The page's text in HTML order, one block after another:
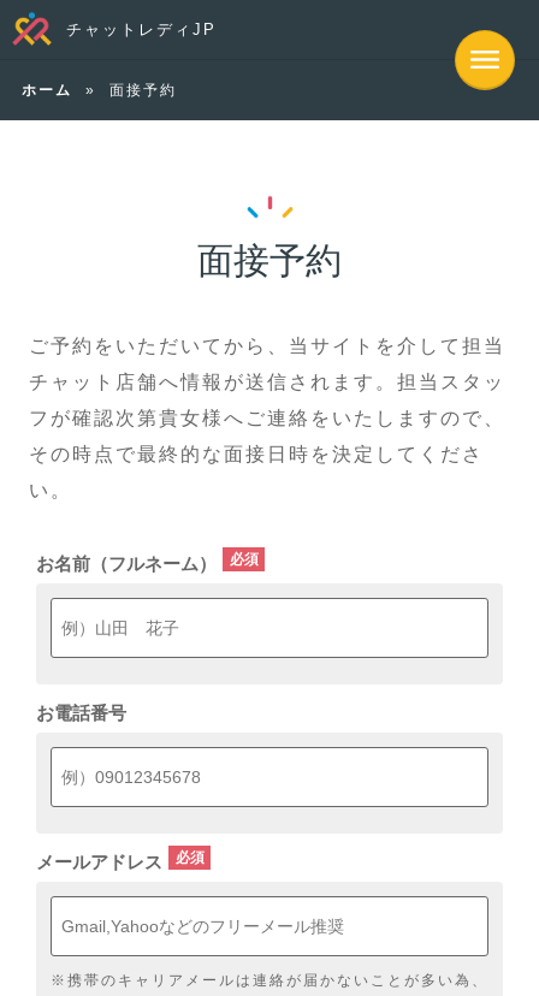
チャットレディJP
ホーム » 面接予約
面接予約
ご予約をいただいてから、当サイトを介して担当
チャット店舗へ情報が送信されます。担当スタッ
フが確認次第貴女様へご連絡をいたしますので、
その時点で最終的な面接日時を決定してくださ
い。
お名前（フルネーム）
お電話番号
メールアドレス
※携帯のキャリアメールは連絡が届かないことが多い為、